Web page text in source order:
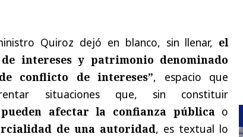
Quiroz dejó en blanco, sin llenar, el
intereses y patrimonio denominado
conflicto de intereses”, espacio que
situaciones que, sin constituir
pueden afectar la confianza pública o
de una autoridad, es textual lo